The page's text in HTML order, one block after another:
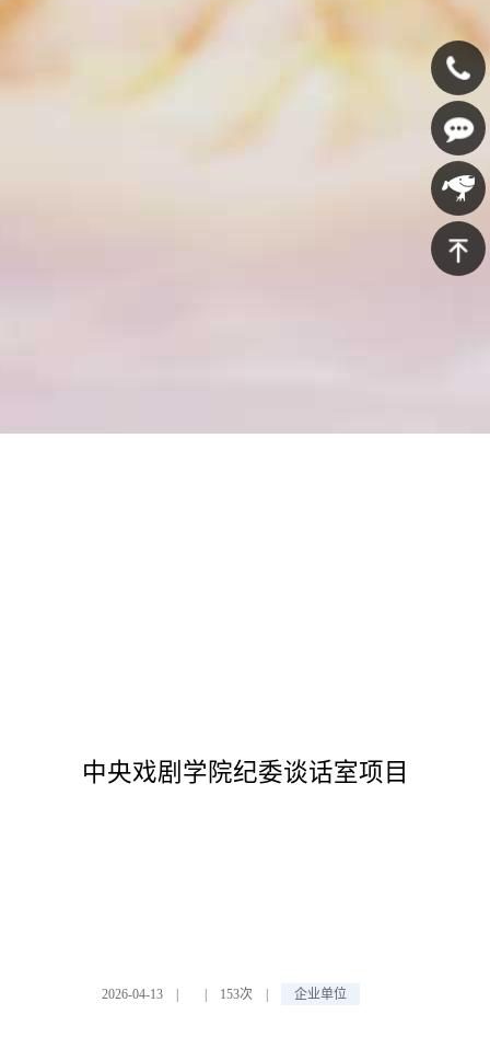
中央戏剧学院纪委谈话室项目
2026-04-13 | | 153次 | 企业单位
400-
607-
5688
在线咨
京东商